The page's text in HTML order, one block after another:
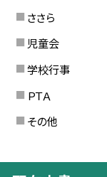
ささら
児童会
学校行事
ＰＴＡ
その他